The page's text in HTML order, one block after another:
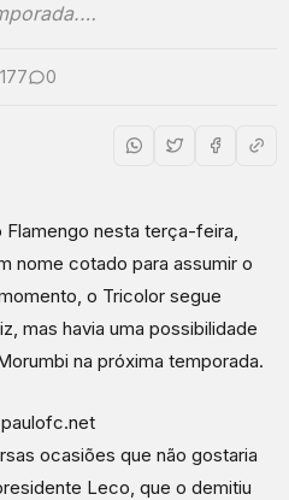
177 0
nesta terça-feira,
nome cotado para assumir o
o Tricolor segue
mas havia uma possibilidade
na próxima temporada.
ocasiões que não gostaria
Leco, que o demitiu